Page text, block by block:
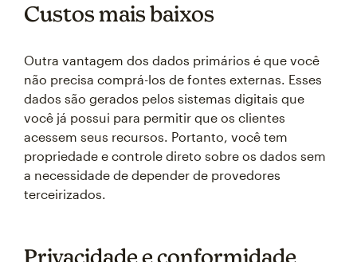
Custos mais baixos
Outra vantagem dos dados primários é que você
não precisa comprá-los de fontes externas. Esses
dados são gerados pelos sistemas digitais que
você já possui para permitir que os clientes
acessem seus recursos. Portanto, você tem
propriedade e controle direto sobre os dados sem
a necessidade de depender de provedores
terceirizados.
Privacidade e conformidade